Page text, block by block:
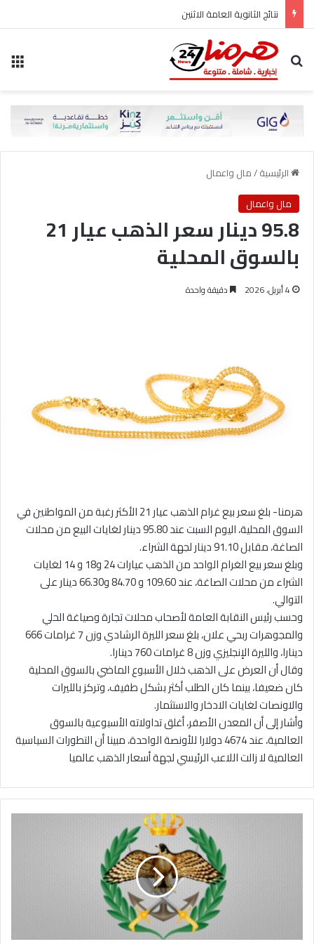
نتائج الثانوية العامة الاثنين
بحث عن
الرئيسية/مال واعمال
مال واعمال
95.8 دينار سعر الذهب عيار 21
بالسوق المحلية
4 أبريل، 2026 دقيقة واحدة
هرمنا- بلغ سعر بيع غرام الذهب عيار 21 الأكثر رغبة من المواطنين في
السوق المحلية، اليوم السبت عند 95.80 دينار لغايات البيع من محلات
الصاغة، مقابل 91.10 دينار لجهة الشراء.
وبلغ سعر بيع الغرام الواحد من الذهب عيارات 24 و18 و 14 لغايات
الشراء من محلات الصاغة، عند 109.60 و 84.70 و66.30 دينار على
التوالي.
وحسب رئيس النقابة العامة لأصحاب محلات تجارة وصياغة الحلي
والمجوهرات ربحي علان، بلغ سعر الليرة الرشادي وزن 7 غرامات 666
دينارا، والليرة الإنجليزي وزن 8 غرامات 760 دينارا.
وقال أن العرض على الذهب خلال الأسبوع الماضي بالسوق المحلية
كان ضعيفا، بينما كان الطلب أكثر بشكل طفيف، وتركز بالليرات
والاونصات لغايات الادخار والاستثمار.
وأشار إلى أن المعدن الأصفر، أغلق تداولاته الأسبوعية بالسوق
العالمية، عند 4674 دولارا للأونصة الواحدة، مبينا أن التطورات السياسية
العالمية لا زالت اللاعب الرئيسي لجهة أسعار الذهب عالميا
ي